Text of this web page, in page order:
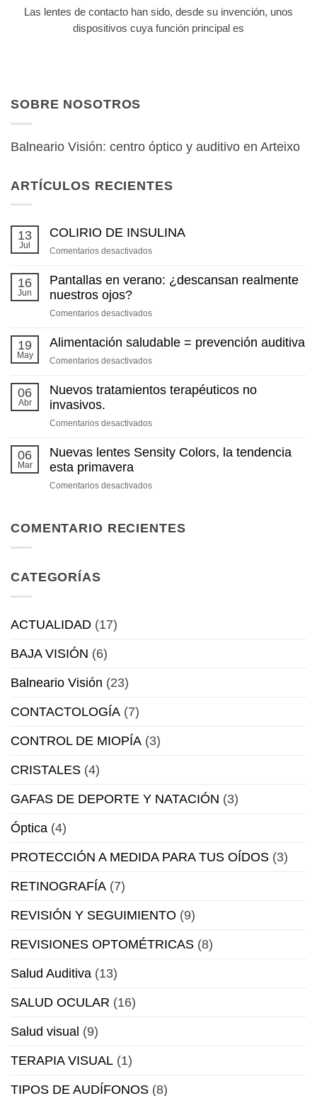
Las lentes de contacto han sido, desde su invención, unos
dispositivos cuya función principal es
SOBRE NOSOTROS
Balneario Visión: centro óptico y auditivo en Arteixo
ARTÍCULOS RECIENTES
13
Jul
COLIRIO DE INSULINA
Comentarios desactivadosen
DE
16
Jun
Pantallas en verano: ¿descansan realmente
nuestros ojos?
Comentarios desactivadosen
en
nuestros
19
May
Alimentación saludable = prevención auditiva
Comentarios desactivadosen
saludable
auditiva
06
Abr
Nuevos tratamientos terapéuticos no
invasivos.
Comentarios desactivadosen
tratamientos
invasivos.
06
Mar
Nuevas lentes Sensity Colors, la tendencia
esta primavera
Comentarios desactivadosen
Sensity
COMENTARIO RECIENTES
CATEGORÍAS
ACTUALIDAD (17)
BAJA VISIÓN (6)
Balneario Visión (23)
CONTACTOLOGÍA (7)
CONTROL DE MIOPÍA (3)
CRISTALES (4)
GAFAS DE DEPORTE Y NATACIÓN (3)
Óptica (4)
PROTECCIÓN A MEDIDA PARA TUS OÍDOS (3)
RETINOGRAFÍA (7)
REVISIÓN Y SEGUIMIENTO (9)
REVISIONES OPTOMÉTRICAS (8)
Salud Auditiva (13)
SALUD OCULAR (16)
Salud visual (9)
TERAPIA VISUAL (1)
TIPOS DE AUDÍFONOS (8)